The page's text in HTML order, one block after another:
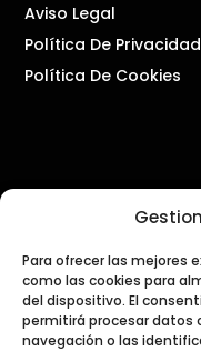
Para ofrecer las mejores
como las cookies para
del dispositivo. El
permitirá procesar
navegación o las
Aviso Legal
Política De Privacidad
Política De Cookies
Contacto
PRENSA Y